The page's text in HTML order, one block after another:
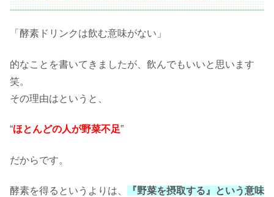
「酵素ドリンクは飲む意味がない」
的なことを書いてきましたが、飲んでもいいと思います
笑。
その理由はというと、
“ほとんどの人が野菜不足”
だからです。
酵素を得るというよりは、
『野菜を摂取する』という意味